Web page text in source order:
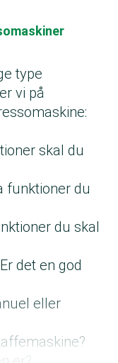
type
vi på
skal du
funktioner du
du skal
det en god
eller